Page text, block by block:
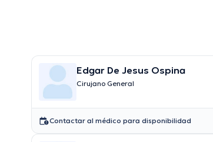
Edgar De Jesus Ospina
Cirujano General
Contactar al médico para disponibilidad